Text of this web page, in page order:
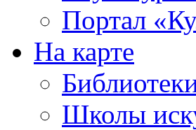
Портал
На карте
Школы